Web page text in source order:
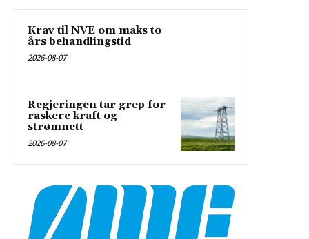
Krav til NVE om maks to
års behandlingstid
2026-08-07
Regjeringen tar grep for
raskere kraft og
strømnett
2026-08-07